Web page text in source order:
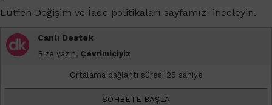
Lütfen Değişim ve İade politikaları sayfamızı inceleyin.
Canlı Destek
Bize yazın, Çevrimiçiyiz
Ortalama bağlantı süresi 25 saniye
SOHBETE BAŞLA